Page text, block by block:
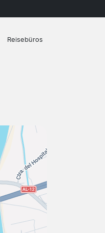
Reisebüros